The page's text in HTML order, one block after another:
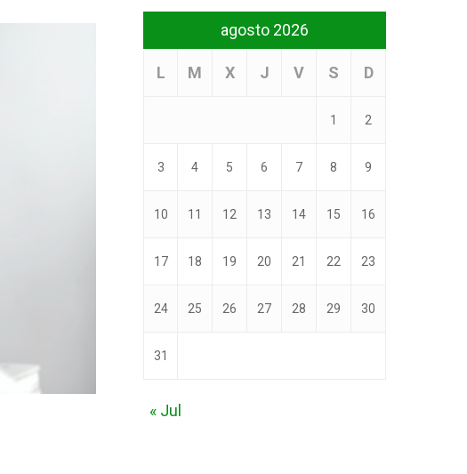
agosto 2026
L M X J V S D
1 2
3 4 5 6 7 8 9
10 11 12 13 14 15 16
17 18 19 20 21 22 23
24 25 26 27 28 29 30
31
« Jul